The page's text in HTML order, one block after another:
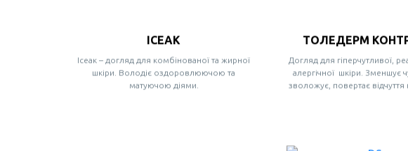
ІСЕАК
Ісеак – догляд для комбінованої та жирної
шкіри. Володіє оздоровлюючою та
матуючою діями.
ТОЛЕДЕРМ
Догляд для гіперчутливої,
алергічної шкіри. Зменшує
зволожує, повертає